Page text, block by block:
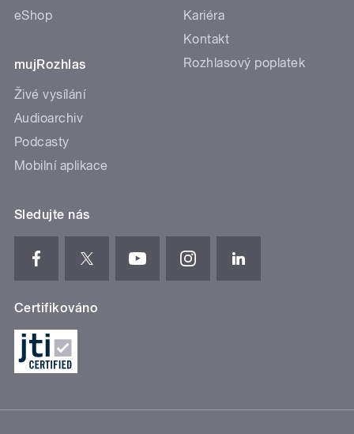
eShop
mujRozhlas
Živé vysílání
Audioarchiv
Podcasty
Mobilní aplikace
Kariéra
Kontakt
Rozhlasový poplatek
Sledujte nás
Certifikováno